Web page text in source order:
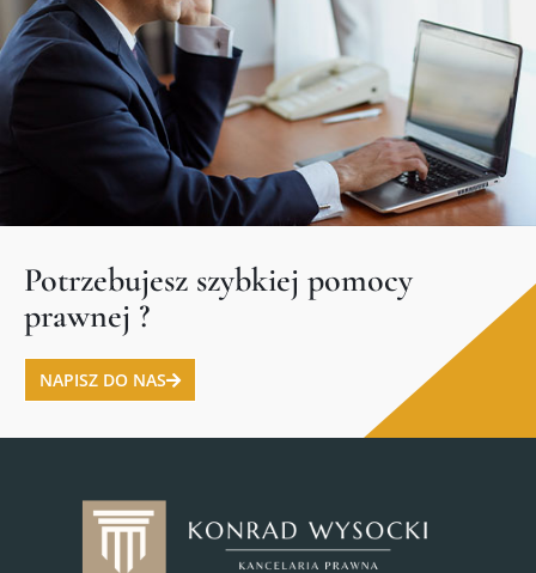
Potrzebujesz szybkiej pomocy
prawnej ?
NAPISZ DO NAS